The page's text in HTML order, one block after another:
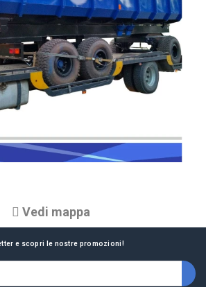
Vedi mappa
e scopri le nostre promozioni!